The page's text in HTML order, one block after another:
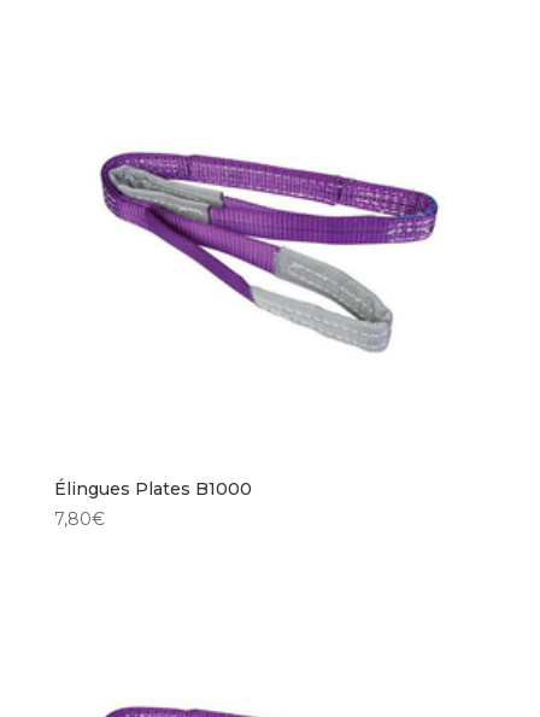
Élingues Plates B1000
7,80€